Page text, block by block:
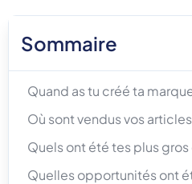
Sommaire
Quand as tu créé ta
Où sont vendus vos
Quels ont été tes plus
Quelles opportunités ont